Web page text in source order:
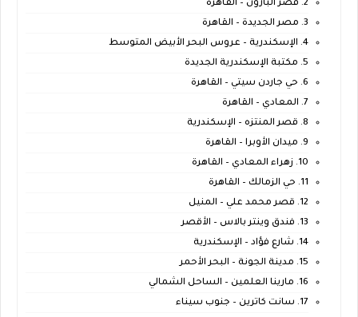
4. الإسكندرية – عروس البحر الأبيض المتوسط
5. مكتبة الإسكندرية الجديدة
6. حي جاردن سيتي – القاهرة
8. قصر المنتزه – الإسكندرية
9. ميدان الأوبرا – القاهرة
10. زهراء المعادي – القاهرة
11. حي الزمالك – القاهرة
12. قصر محمد علي – المنيل
13. فندق وينتر بالاس – الأقصر
14. شارع فؤاد – الإسكندرية
15. مدينة الجونة – البحر الأحمر
16. مارينا العلمين – الساحل الشمالي
17. سانت كاترين – جنوب سيناء